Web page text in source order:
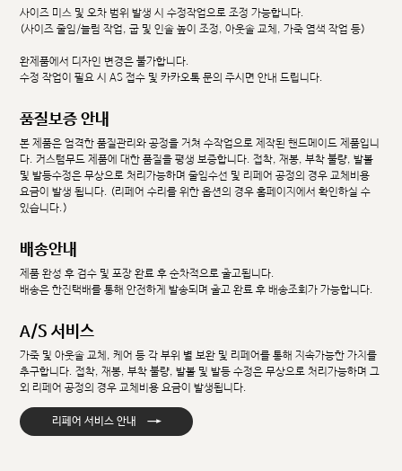
사이즈 미스 및 오차 범위 발생 시 수정작업으로 조정 가능합니다.
(사이즈 줄임/늘림 작업, 굽 및 인솔 높이 조정, 아웃솔 교체, 가죽 염색 작업 등)
완제품에서 디자인 변경은 불가합니다.
수정 작업이 필요 시 AS 접수 및 카카오톡 문의 주시면 안내 드립니다.
품질보증 안내
본 제품은 엄격한 품질관리와 공정을 거쳐 수작업으로 제작된 핸드메이드 제품입니
다. 커스텀무드 제품에 대한 품질을 평생 보증합니다. 접착, 재봉, 부착 불량, 발볼
및 발등수정은 무상으로 처리가능하며 줄임수선 및 리페어 공정의 경우 교체비용
요금이 발생 됩니다. (리페어 수리를 위한 옵션의 경우 홈페이지에서 확인하실 수
있습니다.)
배송안내
제품 완성 후 검수 및 포장 완료 후 순차적으로 출고됩니다.
배송은 한진택배를 통해 안전하게 발송되며 출고 완료 후 배송조회가 가능합니다.
A/S 서비스
가죽 및 아웃솔 교체, 케어 등 각 부위 별 보완 및 리페어를 통해 지속가능한 가치를
추구합니다. 접착, 재봉, 부착 불량, 발볼 및 발등 수정은 무상으로 처리가능하며 그
외 리페어 공정의 경우 교체비용 요금이 발생됩니다.
리페어 서비스 안내 →